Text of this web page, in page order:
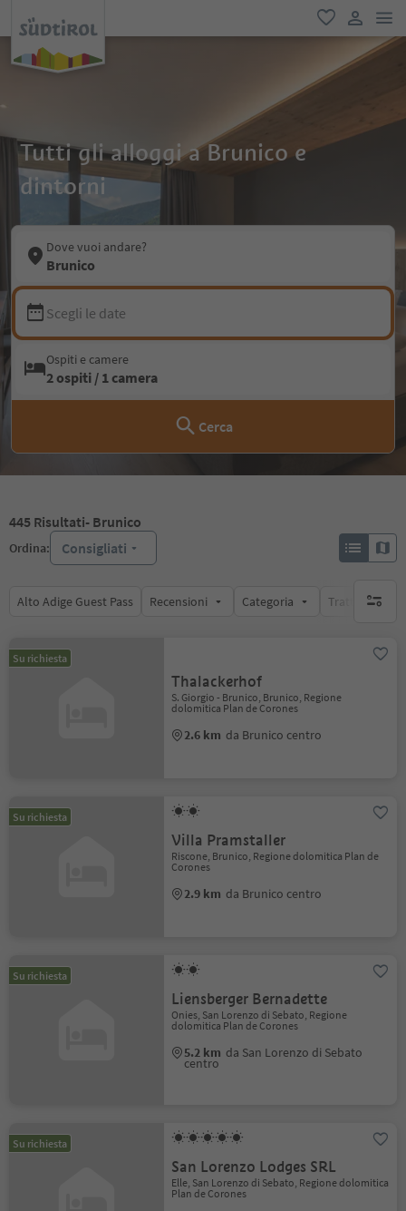
favoriti
user link
Tutti gli alloggi a Brunico e
dintorni
Dove vuoi andare?
Brunico
Scegli le date
Ospiti e camere
2 ospiti / 1 camera
Cerca
445 Risultati- Brunico
Ordina: Consigliati
Alto Adige Guest Pass Recensioni Categoria Trattamento
Su richiesta
Thalackerhof
S. Giorgio - Brunico, Brunico, Regione
dolomitica Plan de Corones
2.6 km da Brunico centro
Su richiesta
Villa Pramstaller
Riscone, Brunico, Regione dolomitica Plan de
Corones
2.9 km da Brunico centro
Su richiesta
Liensberger Bernadette
Onies, San Lorenzo di Sebato, Regione
dolomitica Plan de Corones
5.2 km da San Lorenzo di Sebato
centro
Su richiesta
San Lorenzo Lodges SRL
Elle, San Lorenzo di Sebato, Regione dolomitica
Plan de Corones